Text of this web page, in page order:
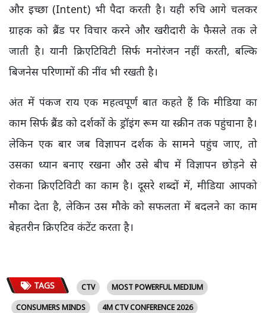
और इच्छा (Intent) भी पैदा करती है। यही रुचि आगे चलकर
ग्राहक को ब्रैंड पर विचार करने और खरीदारी के फैसले तक ले
जाती है। यानी क्रिएटिविटी सिर्फ मनोरंजन नहीं करती, बल्कि
बिजनेस परिणामों की नींव भी रखती है।
अंत में पंकज राय एक महत्वपूर्ण बात कहते हैं कि मीडिया का
काम सिर्फ ब्रैंड को दर्शकों के ड्रॉइंग रूम या स्क्रीन तक पहुंचाना है।
लेकिन एक बार जब विज्ञापन दर्शक के सामने पहुंच जाए, तो
उसका ध्यान बनाए रखना और उसे बीच में विज्ञापन छोड़ने से
रोकना क्रिएटिविटी का काम है। दूसरे शब्दों में, मीडिया आपको
मौका देता है, लेकिन उस मौके को सफलता में बदलने का काम
बेहतरीन क्रिएटिव कंटेंट करता है।
TAGS CTV
MOST POWERFUL MEDIUM
CONSUMERS MINDS
4M CTV CONFERENCE 2026